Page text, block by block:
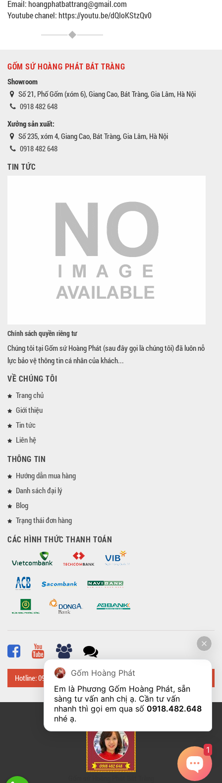
Email: hoangphatbattrang@gmail.com
Youtube chanel: https://youtu.be/dQIoKStzQv0
GỐM SỨ HOÀNG PHÁT BÁT TRÀNG
Showroom
Số 21, Phố Gốm (xóm 6), Giang Cao, Bát Tràng, Gia Lâm, Hà Nội
0918 482 648
Xưởng sản xuất:
Số 235, xóm 4, Giang Cao, Bát Tràng, Gia Lâm, Hà Nội
0918 482 648
TIN TỨC
Chính sách quyền riêng tư
Chúng tôi tại Gốm sứ Hoàng Phát (sau đây gọi là chúng tôi) đã luôn nỗ
lực bảo vệ thông tin cá nhân của khách...
VỀ CHÚNG TÔI
Trang chủ
Giới thiệu
Tin tức
Liên hệ
THÔNG TIN
Hướng dẫn mua hàng
Danh sách đại lý
Blog
Trạng thái đơn hàng
CÁC HÌNH THỨC THANH TOÁN
Hotline: 0918 482 648
© Bản quyền thuộc về
Gốm Hoàng Phát
Em là Phương Gốm Hoàng Phát, sẵn
sàng tư vấn anh chị ạ. Cần tư vấn
nhanh thì gọi em qua số 0918.482.648
nhé ạ.
1